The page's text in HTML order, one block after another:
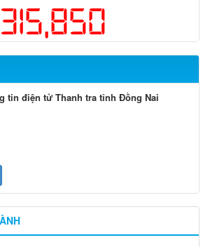
tin điện tử Thanh tra tỉnh Đồng Nai